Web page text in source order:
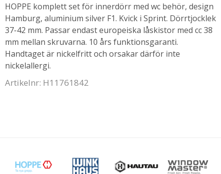
HOPPE komplett set för innerdörr med wc behör, design
Hamburg, aluminium silver F1. Kvick i Sprint. Dörrtjocklek
37-42 mm. Passar endast europeiska låskistor med cc 38
mm mellan skruvarna. 10 års funktionsgaranti.
Handtaget är nickelfritt och orsakar därför inte
nickelallergi.
Artikelnr: H11761842